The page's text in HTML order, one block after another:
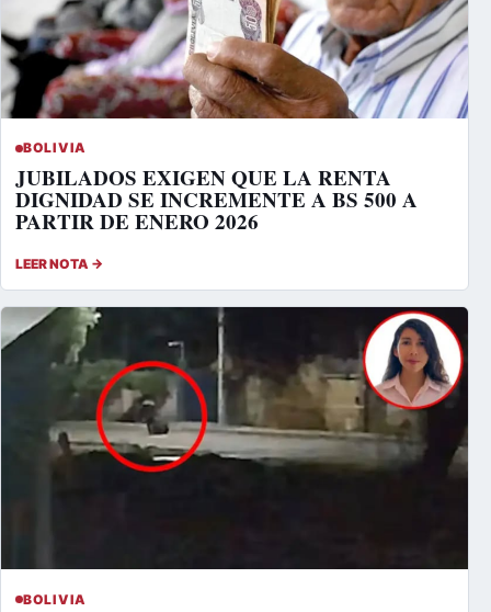
BOLIVIA
JUBILADOS EXIGEN QUE LA RENTA
DIGNIDAD SE INCREMENTE A BS 500 A
PARTIR DE ENERO 2026
LEER NOTA →
BOLIVIA